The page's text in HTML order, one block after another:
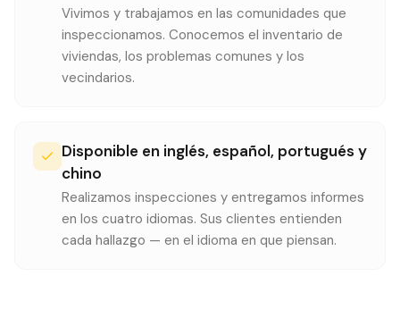
Vivimos y trabajamos en las comunidades que
inspeccionamos. Conocemos el inventario de
viviendas, los problemas comunes y los
vecindarios.
Disponible en inglés, español, portugués y
chino
Realizamos inspecciones y entregamos informes
en los cuatro idiomas. Sus clientes entienden
cada hallazgo — en el idioma en que piensan.